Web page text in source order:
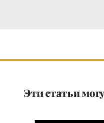
Эти статьи